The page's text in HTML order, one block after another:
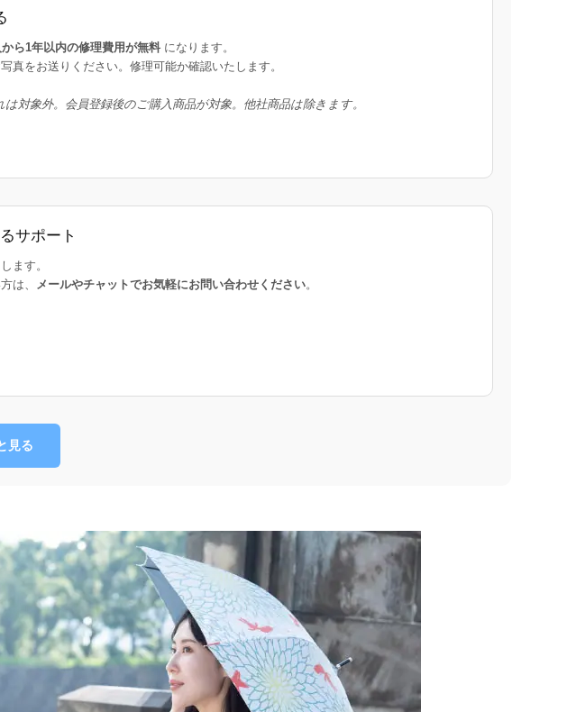
ら1年以内の修理費用が無料になります。
真をお送りください。修理可能か確認いたします。
対象外。会員登録後のご購入商品が対象。他社商品は除きます。
サポート
ます。
は、 メールやチャットでお気軽にお問い合わせください。
見る